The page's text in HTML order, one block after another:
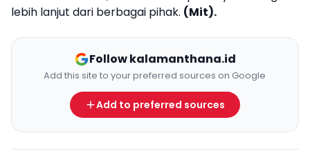
lebih lanjut dari berbagai pihak. (Mit).
Follow kalamanthana.id
Add this site to your preferred sources on Google
Add to preferred sources